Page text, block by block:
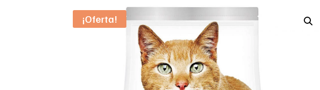
¡Oferta!